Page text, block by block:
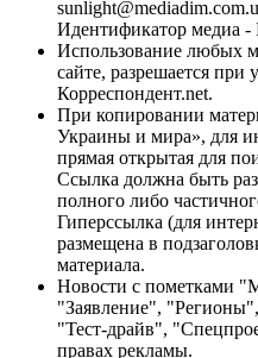
Идентификатор медиа -
Использование любых
сайте, разрешается при
Корреспондент.net.
При копировании
Украины и мира», для
прямая открытая для
Ссылка должна быть
полного либо
Гиперссылка (для
размещена в
материала.
Новости с пометками
"Заявление",
"Тест-драйв",
правах рекламы.